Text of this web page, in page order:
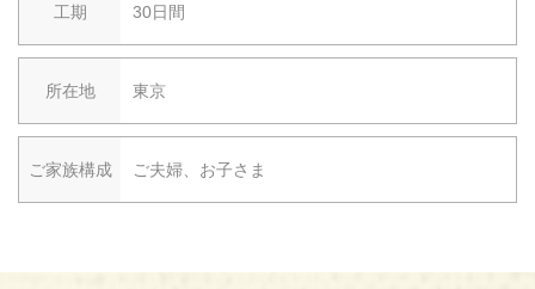
工期 30日間
所在地 東京
ご家族構成 ご夫婦、お子さま